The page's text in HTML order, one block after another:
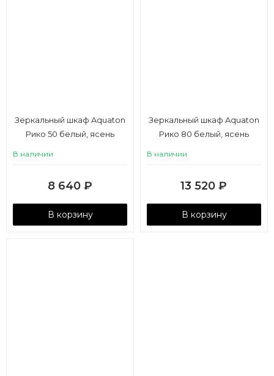
Зеркальный шкаф Aquaton
Рико 50 белый, ясень
В наличии
8 640 ₽
В корзину
Зеркальный шкаф Aquaton
Рико 80 белый, ясень
В наличии
13 520 ₽
В корзину